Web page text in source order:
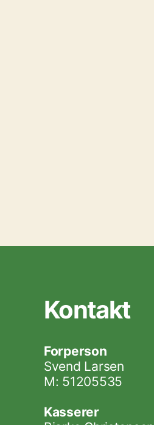
Kontakt
Forperson
Svend Larsen
M: 51205535
Kasserer